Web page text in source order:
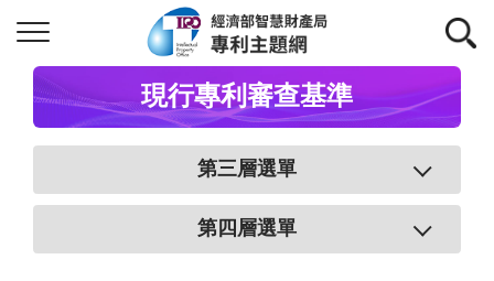
現行專利審查基準
第三層選單
第四層選單